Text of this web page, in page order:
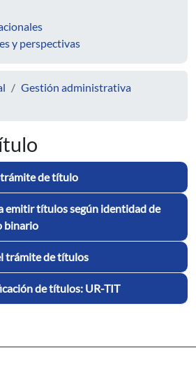
y perspectivas
Gestión administrativa
de título
emitir títulos según identidad de
binario
trámite de títulos
de títulos: UR-TIT